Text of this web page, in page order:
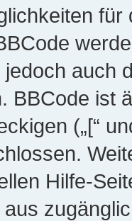
auch
BBCode ist
(„[“
Hilfe-